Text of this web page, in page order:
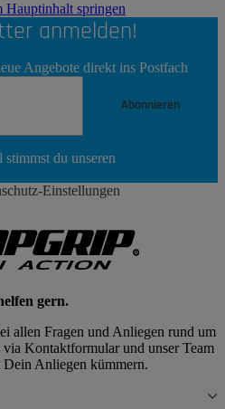
Hauptinhalt springen
anmelden!
Angebote direkt ins Postfach
Abonnieren
du unseren
Einstellungen
gern.
allen Fragen und Anliegen rund um
via Kontaktformular und unser Team
Anliegen kümmern.